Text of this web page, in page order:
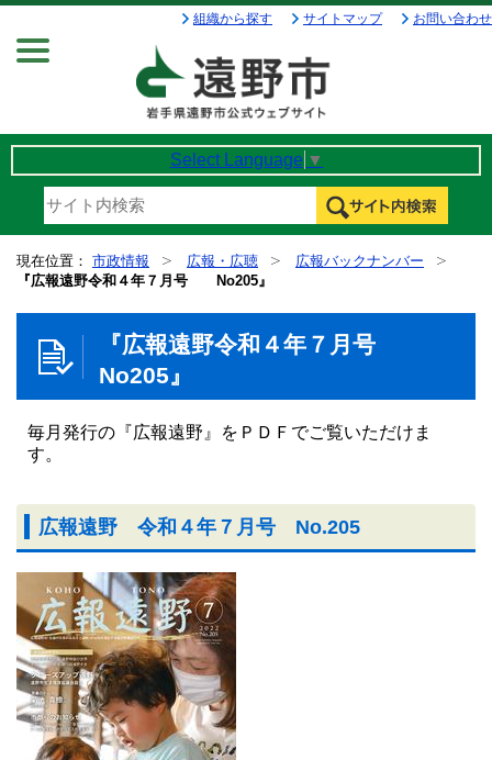
組織から探す サイトマップ お問い合わせ
Select Language ▼
現在位置： 市政情報 広報・広聴
広報バックナンバー
『広報遠野令和４年７月号 No205』
『広報遠野令和４年７月号
No205』
毎月発行の『広報遠野』をＰＤＦでご覧いただけま
す。
広報遠野 令和４年７月号 No.205